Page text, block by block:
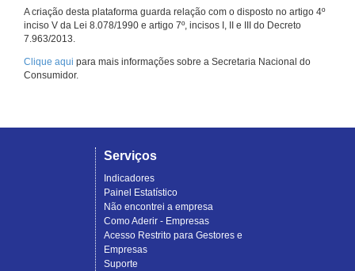
A criação desta plataforma guarda relação com o disposto no artigo 4º
inciso V da Lei 8.078/1990 e artigo 7º, incisos I, II e III do Decreto
7.963/2013.
Clique aqui para mais informações sobre a Secretaria Nacional do
Consumidor.
Serviços
Indicadores
Painel Estatístico
Não encontrei a empresa
Como Aderir - Empresas
Acesso Restrito para Gestores e
Empresas
Suporte